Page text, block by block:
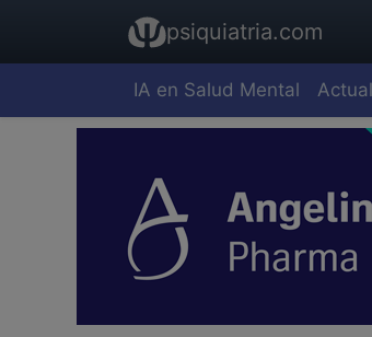
psiquiatria.com
IA en Salud Mental